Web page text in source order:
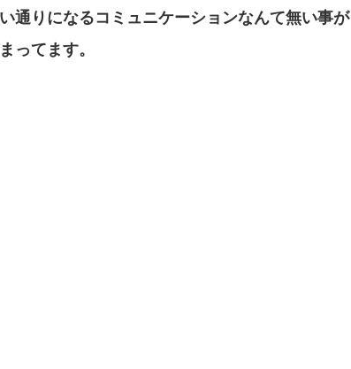
通りになるコミュニケーションなんて無い事が
ってます。